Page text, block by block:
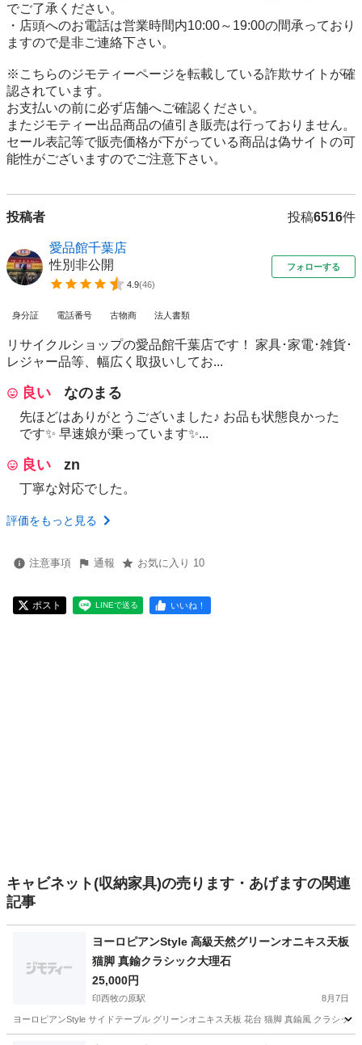
でご了承ください。
・店頭へのお電話は営業時間内10:00～19:00の間承っており
ますので是非ご連絡下さい。
※こちらのジモティーページを転載している詐欺サイトが確
認されています。
お支払いの前に必ず店舗へご確認ください。
またジモティー出品商品の値引き販売は行っておりません。
セール表記等で販売価格が下がっている商品は偽サイトの可
能性がございますのでご注意下さい。
投稿者 投稿6516件
愛品館千葉店
性別非公開
4.9(46)
フォローする
身分証 電話番号 古物商 法人書類
リサイクルショップの愛品館千葉店です！ 家具･家電･雑貨･
レジャー品等、幅広く取扱いしてお...
良い なのまる
先ほどはありがとうございました♪ お品も状態良かった
です✨ 早速娘が乗っています✨...
良い zn
丁寧な対応でした。
評価をもっと見る
注意事項 通報 お気に入り 10
ポスト LINEで送る いいね！
キャビネット(収納家具)の売ります・あげますの関連
記事
ヨーロピアンStyle 高級天然グリーンオニキス天板
猫脚 真鍮クラシック大理石
25,000円
印西牧の原駅 8月7日
ヨーロピアンStyle サイドテーブル グリーンオニキス天板 花台 猫脚 真鍮風 クラシッ